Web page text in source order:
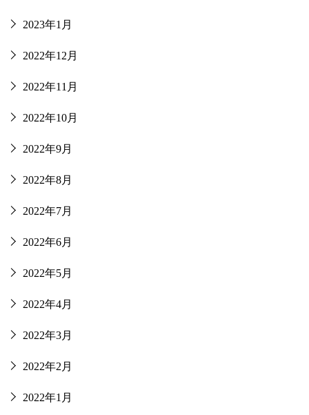
2023年1月
2022年12月
2022年11月
2022年10月
2022年9月
2022年8月
2022年7月
2022年6月
2022年5月
2022年4月
2022年3月
2022年2月
2022年1月